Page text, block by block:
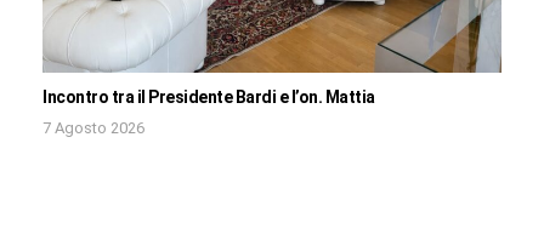
Incontro tra il Presidente Bardi e l’on. Mattia
7 Agosto 2026